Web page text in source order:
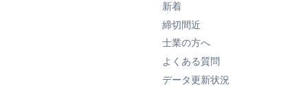
新着
締切間近
士業の方へ
よくある質問
データ更新状況